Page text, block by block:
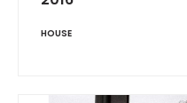
HOUSE